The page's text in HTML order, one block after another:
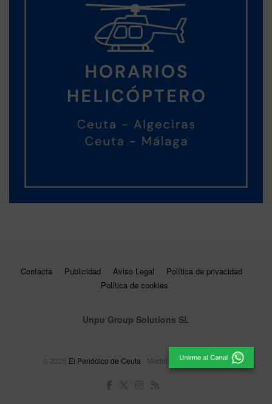
Contacta Publicidad Aviso Legal
Política de privacidad
Política de cookies
Unpu Group Solutions SL
© 2025 El Periódico de Ceuta - Medio de Comunicación